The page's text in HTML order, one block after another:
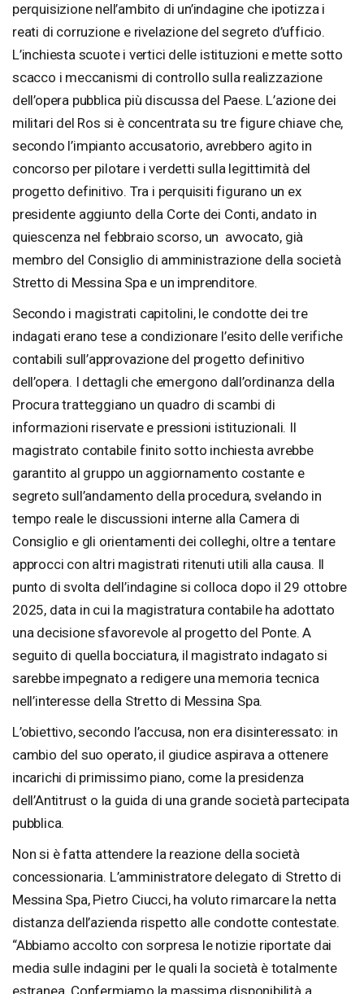
perquisizione nell’ambito di un’indagine che ipotizza i
reati di corruzione e rivelazione del segreto d’ufficio.
L’inchiesta scuote i vertici delle istituzioni e mette sotto
scacco i meccanismi di controllo sulla realizzazione
dell’opera pubblica più discussa del Paese. L’azione dei
militari del Ros si è concentrata su tre figure chiave che,
secondo l’impianto accusatorio, avrebbero agito in
concorso per pilotare i verdetti sulla legittimità del
progetto definitivo. Tra i perquisiti figurano un ex
presidente aggiunto della Corte dei Conti, andato in
quiescenza nel febbraio scorso, un avvocato, già
membro del Consiglio di amministrazione della società
Stretto di Messina Spa e un imprenditore.
Secondo i magistrati capitolini, le condotte dei tre
indagati erano tese a condizionare l’esito delle verifiche
contabili sull’approvazione del progetto definitivo
dell’opera. I dettagli che emergono dall’ordinanza della
Procura tratteggiano un quadro di scambi di
informazioni riservate e pressioni istituzionali. Il
magistrato contabile finito sotto inchiesta avrebbe
garantito al gruppo un aggiornamento costante e
segreto sull’andamento della procedura, svelando in
tempo reale le discussioni interne alla Camera di
Consiglio e gli orientamenti dei colleghi, oltre a tentare
approcci con altri magistrati ritenuti utili alla causa. Il
punto di svolta dell’indagine si colloca dopo il 29 ottobre
2025, data in cui la magistratura contabile ha adottato
una decisione sfavorevole al progetto del Ponte. A
seguito di quella bocciatura, il magistrato indagato si
sarebbe impegnato a redigere una memoria tecnica
nell’interesse della Stretto di Messina Spa.
L’obiettivo, secondo l’accusa, non era disinteressato: in
cambio del suo operato, il giudice aspirava a ottenere
incarichi di primissimo piano, come la presidenza
dell’Antitrust o la guida di una grande società partecipata
pubblica.
Non si è fatta attendere la reazione della società
concessionaria. L’amministratore delegato di Stretto di
Messina Spa, Pietro Ciucci, ha voluto rimarcare la netta
distanza dell’azienda rispetto alle condotte contestate.
“Abbiamo accolto con sorpresa le notizie riportate dai
media sulle indagini per le quali la società è totalmente